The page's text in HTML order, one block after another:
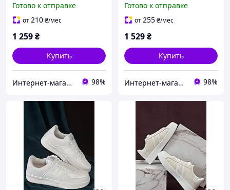
Подростковые
повседневные кроссовки
Готово к отправке
от210₴/мес
1 259₴
Купить
Интернет-магазин брендовой обуви ShoesLike 98%
кроссовки сетка 33-35 р
Готово к отправке
от255₴/мес
1 529₴
Купить
Интернет-магазин брендовой обуви ShoesLike 98%